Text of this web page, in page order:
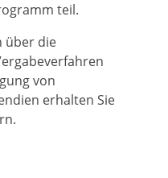
teil.
über die
von
erhalten Sie